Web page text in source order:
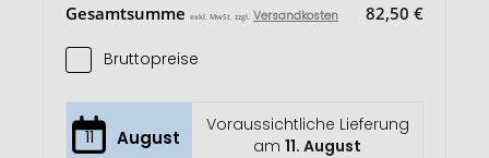
Gesamtsumme exkl. MwSt. zzgl. Versandkosten 82,50 €
Bruttopreise
11 August
Voraussichtliche Lieferung
am11. August